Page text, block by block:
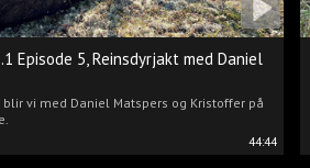
44:44
Episode 5, Reinsdyrjakt med Daniel
vi med Daniel Matspers og Kristoffer på